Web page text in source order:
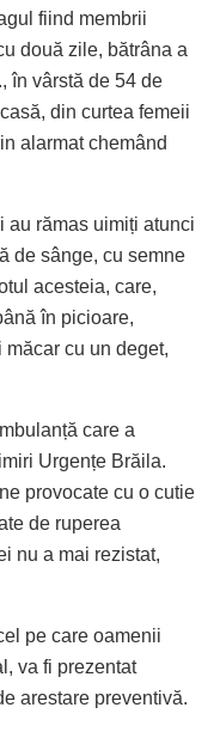
fiind membrii
două zile, bătrâna a
în vârstă de 54 de
din curtea femeii
alarmat chemând
au rămas uimiți atunci
de sânge, cu semne
acesteia, care,
în picioare,
cu un deget,
care a
Urgențe Brăila.
provocate cu o cutie
de ruperea
nu a mai rezistat,
pe care oamenii
va fi prezentat
arestare preventivă.